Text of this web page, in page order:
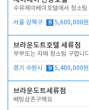
수유제이베이호텔에서 청소
서울 강북구 월 5,600,000원
브라운도트호텔 세류점
부부또는 자매 청소팀 구합니
경기 수원시 월 5,400,000원
브라운도트세류점
베팅삼촌구해요